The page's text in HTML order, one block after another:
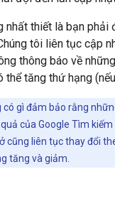
nhất thiết là bạn
tôi liên tục cập
thông báo về
thể tăng thứ hạng
có gì đảm bảo rằng
của Google Tìm
cũng liên tục thay đổi
tăng và giảm.